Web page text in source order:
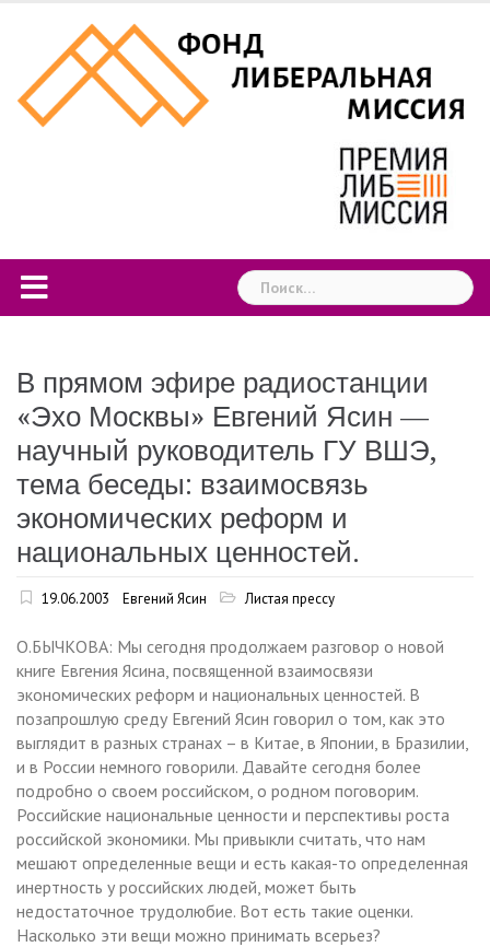
content
Найти:
В прямом эфире радиостанции
«Эхо Москвы» Евгений Ясин —
научный руководитель ГУ ВШЭ,
тема беседы: взаимосвязь
экономических реформ и
национальных ценностей.
19.06.2003 Евгений Ясин Листая прессу
О.БЫЧКОВА: Мы сегодня продолжаем разговор о новой
книге Евгения Ясина, посвященной взаимосвязи
экономических реформ и национальных ценностей. В
позапрошлую среду Евгений Ясин говорил о том, как это
выглядит в разных странах – в Китае, в Японии, в Бразилии,
и в России немного говорили. Давайте сегодня более
подробно о своем российском, о родном поговорим.
Российские национальные ценности и перспективы роста
российской экономики. Мы привыкли считать, что нам
мешают определенные вещи и есть какая-то определенная
инертность у российских людей, может быть
недостаточное трудолюбие. Вот есть такие оценки.
Насколько эти вещи можно принимать всерьез?